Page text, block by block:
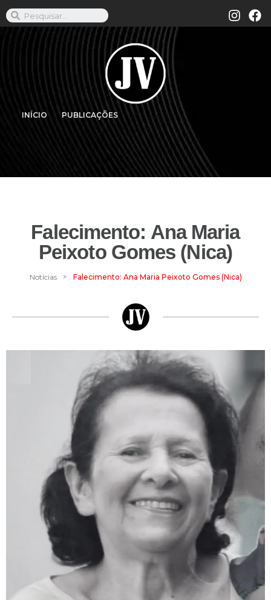
INÍCIO PUBLICAÇÕES
Falecimento: Ana Maria
Peixoto Gomes (Nica)
Notícias > Falecimento: Ana Maria Peixoto Gomes (Nica)